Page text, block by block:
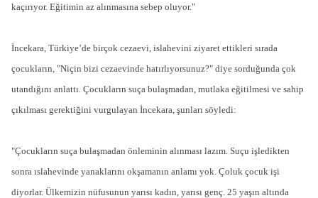
kaçırıyor. Eğitimin az alınmasına sebep oluyor."
İncekara, Türkiye’de birçok cezaevi, islahevini ziyaret ettikleri sırada
çocukların, "Niçin bizi cezaevinde hatırlıyorsunuz?" diye sorduğunda çok
utandığını anlattı. Çocukların suça bulaşmadan, mutlaka eğitilmesi ve sahip
çıkılması gerektiğini vurgulayan İncekara, şunları söyledi:
"Çocukların suça bulaşmadan önleminin alınması lazım. Suçu işledikten
sonra ıslahevinde yanaklarını okşamanın anlamı yok. Çoluk çocuk işi
diyorlar. Ülkemizin nüfusunun yarısı kadın, yarısı genç. 25 yaşın altında